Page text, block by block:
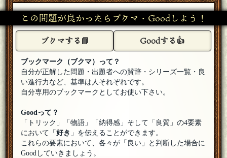
この問題が良かったらブクマ・Goodしよう！
ブクマする📘 Goodする👍
ブックマーク（ブクマ）って？
自分が正解した問題・出題者への賛辞・シリーズ一覧・良
い進行力など、基準は人それぞれです。
自分専用のブックマークとしてお使い下さい。
Goodって？
「トリック」「物語」「納得感」そして「良質」の4要素
において「好き 」を伝えることができます。
これらの要素において、各々が「良い」と判断した場合に
Goodしていきましょう。